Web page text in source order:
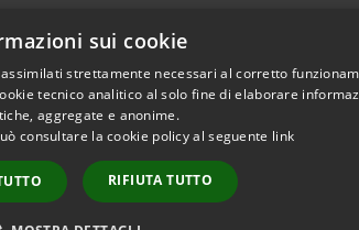
personali
Copyright © 2026 • Comune di
sui cookie
strettamente necessari al corretto
tecnico analitico al solo fine di elaborare
aggregate e anonime.
consultare la cookie policy al seguente link
RIFIUTA TUTTO